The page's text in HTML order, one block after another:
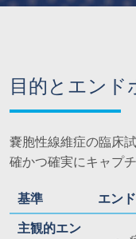
目的とエンド
嚢胞性線維症の臨床
確かつ確実にキャプ
基準
エン
主観的エン